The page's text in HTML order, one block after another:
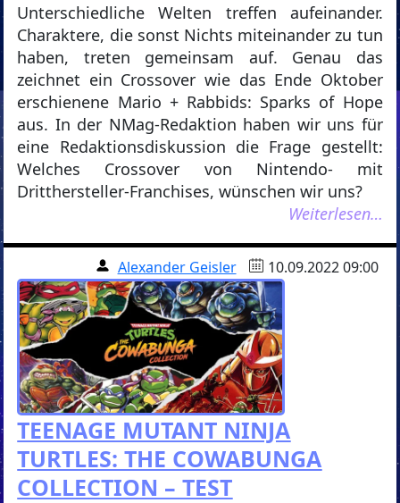
Unterschiedliche Welten treffen aufeinander.
Charaktere, die sonst Nichts miteinander zu tun
haben, treten gemeinsam auf. Genau das
zeichnet ein Crossover wie das Ende Oktober
erschienene Mario + Rabbids: Sparks of Hope
aus. In der NMag-Redaktion haben wir uns für
eine Redaktionsdiskussion die Frage gestellt:
Welches Crossover von Nintendo- mit
Dritthersteller-Franchises, wünschen wir uns?
Weiterlesen…
Alexander Geisler 10.09.2022 09:00
TEENAGE MUTANT NINJA
TURTLES: THE COWABUNGA
COLLECTION – TEST